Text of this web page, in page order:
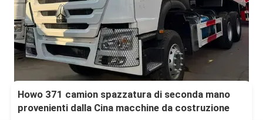
Howo 371 camion spazzatura di seconda mano
provenienti dalla Cina macchine da costruzione